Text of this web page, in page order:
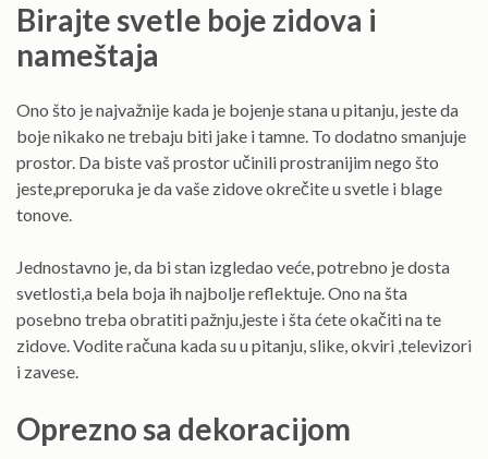
Birajte svetle boje zidova i
nameštaja
Ono što je najvažnije kada je bojenje stana u pitanju, jeste da
boje nikako ne trebaju biti jake i tamne. To dodatno smanjuje
prostor. Da biste vaš prostor učinili prostranijim nego što
jeste,preporuka je da vaše zidove okrečite u svetle i blage
tonove.
Jednostavno je, da bi stan izgledao veće, potrebno je dosta
svetlosti,a bela boja ih najbolje reflektuje. Ono na šta
posebno treba obratiti pažnju,jeste i šta ćete okačiti na te
zidove. Vodite računa kada su u pitanju, slike, okviri ,televizori
i zavese.
Oprezno sa dekoracijom